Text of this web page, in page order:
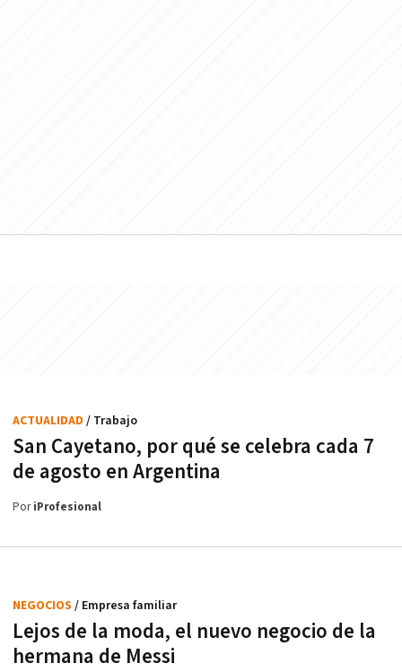
San Cayetano, por qué se celebra cada 7
de agosto en Argentina
ACTUALIDAD / Trabajo
PoriProfesional
Lejos de la moda, el nuevo negocio de la
hermana de Messi
NEGOCIOS / Empresa familiar